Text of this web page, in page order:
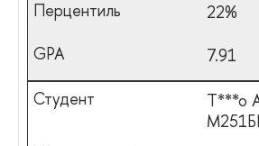
22%
7.91
Т***о